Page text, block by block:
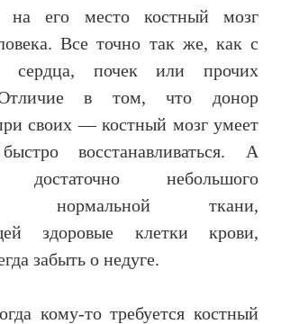
на его место костный мозг
Все точно так же, как с
сердца, почек или прочих
Отличие в том, что донор
своих — костный мозг умеет
восстанавливаться. А
достаточно небольшого
нормальной ткани,
здоровые клетки крови,
забыть о недуге.
кому-то требуется костный